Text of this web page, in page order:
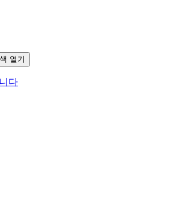
열기
다